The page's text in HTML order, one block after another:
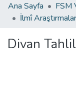
Ana Sayfa
Divan